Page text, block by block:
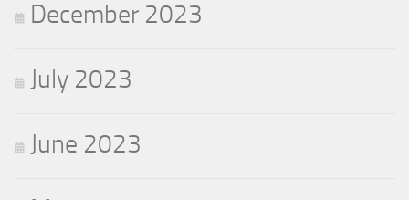
December 2023
July 2023
June 2023